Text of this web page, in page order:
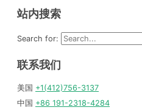
站内搜索
Search for:
联系我们
美国 +1(412)756-3137
中国 +86 191-2318-4284